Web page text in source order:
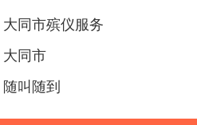
大同市殡仪服务
大同市
随叫随到